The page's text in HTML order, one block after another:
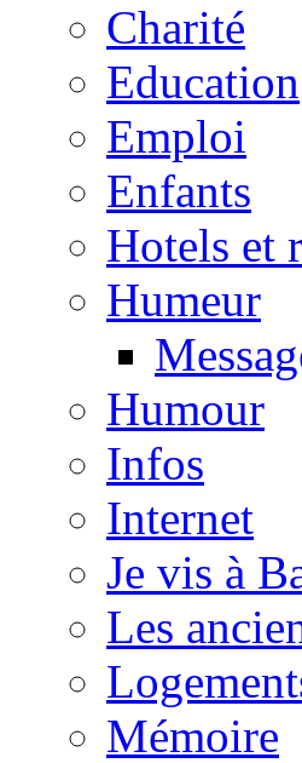
Charité
Education
Emploi
Enfants
Hotels et
Humeur
Humour
Infos
Internet
Je vis à
Les
Mémoire